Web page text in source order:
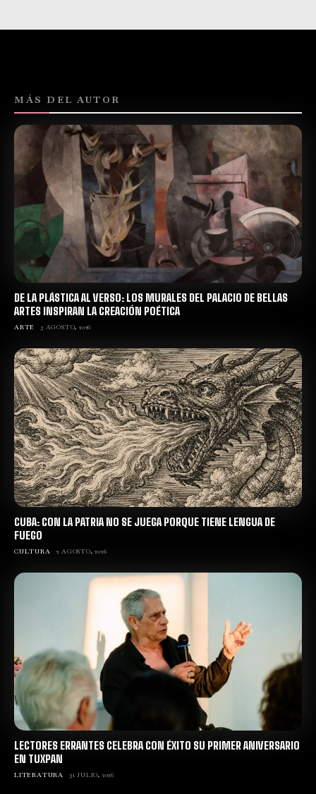
MÁS DEL AUTOR
DE LA PLÁSTICA AL VERSO: LOS MURALES DEL PALACIO DE BELLAS
ARTES INSPIRAN LA CREACIÓN POÉTICA
ARTE 3 AGOSTO, 2026
CUBA: CON LA PATRIA NO SE JUEGA PORQUE TIENE LENGUA DE
FUEGO
CULTURA 2 AGOSTO, 2026
LECTORES ERRANTES CELEBRA CON ÉXITO SU PRIMER ANIVERSARIO
EN TUXPAN
LITERATURA 31 JULIO, 2026